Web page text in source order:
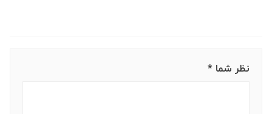
نظر شما *